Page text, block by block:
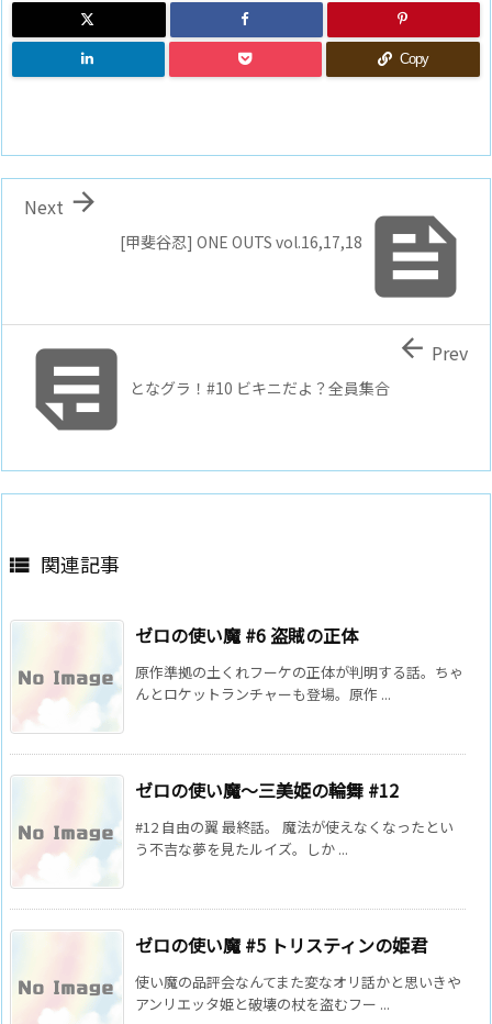
Copy

[甲斐谷忍] ONE OUTS vol.16,17,18

Next
 となグラ！#10 ビキニだよ？全員集合
 Prev
 関連記事
ゼロの使い魔 #6 盗賊の正体
原作準拠の土くれフーケの正体が判明する話。ちゃ
んとロケットランチャーも登場。原作 ...
ゼロの使い魔～三美姫の輪舞 #12
#12 自由の翼 最終話。 魔法が使えなくなったとい
う不吉な夢を見たルイズ。しか ...
ゼロの使い魔 #5 トリスティンの姫君
使い魔の品評会なんてまた変なオリ話かと思いきや
アンリエッタ姫と破壊の杖を盗むフー ...